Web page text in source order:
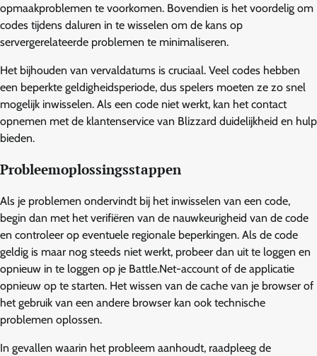
opmaakproblemen te voorkomen. Bovendien is het voordelig om
codes tijdens daluren in te wisselen om de kans op
servergerelateerde problemen te minimaliseren.
Het bijhouden van vervaldatums is cruciaal. Veel codes hebben
een beperkte geldigheidsperiode, dus spelers moeten ze zo snel
mogelijk inwisselen. Als een code niet werkt, kan het contact
opnemen met de klantenservice van Blizzard duidelijkheid en hulp
bieden.
Probleemoplossingsstappen
Als je problemen ondervindt bij het inwisselen van een code,
begin dan met het verifiëren van de nauwkeurigheid van de code
en controleer op eventuele regionale beperkingen. Als de code
geldig is maar nog steeds niet werkt, probeer dan uit te loggen en
opnieuw in te loggen op je Battle.Net-account of de applicatie
opnieuw op te starten. Het wissen van de cache van je browser of
het gebruik van een andere browser kan ook technische
problemen oplossen.
In gevallen waarin het probleem aanhoudt, raadpleeg de